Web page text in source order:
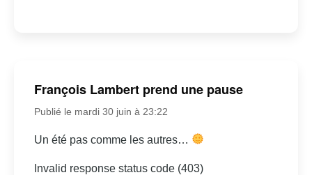
François Lambert prend une pause
Publié le mardi 30 juin à 23:22
Un été pas comme les autres…
Invalid response status code (403)